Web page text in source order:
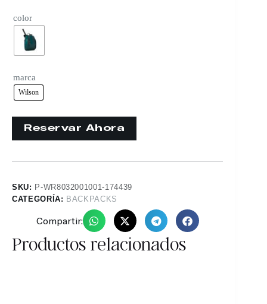
color
marca
Wilson
SKU: P-WR8032001001-174439
CATEGORÍA: BACKPACKS
Compartir:
Productos relacionados